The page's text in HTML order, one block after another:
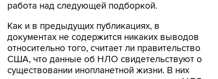
Как и в предыдущих публикациях, в
относительно того, считает ли правительство
США, что данные об НЛО свидетельствуют о
существовании инопланетной жизни. В них
также не указывается, представляют ли НЛО
угрозу национальной безопасности США.